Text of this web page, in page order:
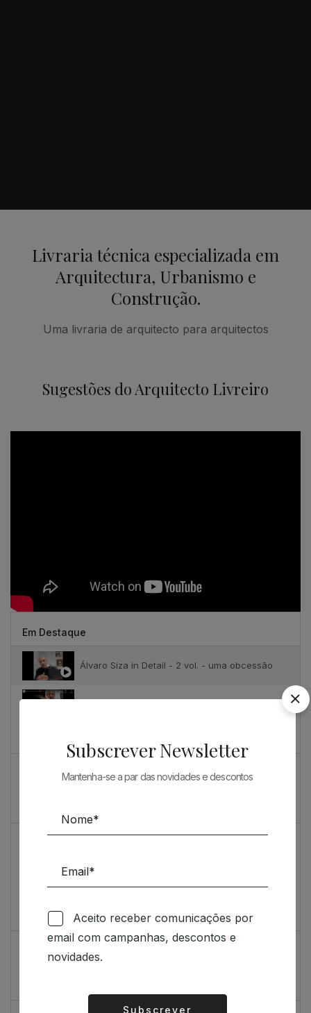
Livraria técnica especializada em
Arquitectura, Urbanismo e
Construção.
Uma livraria de arquitecto para arquitectos
Sugestões do Arquitecto Livreiro
Em Destaque
Álvaro Siza in Detail - 2 vol. - uma obcessão
O máximo rigor
PRENDA ESPECIAL PARA ARQUITECTOS 2023
Feedback
Índice de satisfação inédito
Subscrever Newsletter
Mantenha-se a par das novidades e descontos
Aceito receber comunicações por
email com campanhas, descontos e
novidades.
Subscrever